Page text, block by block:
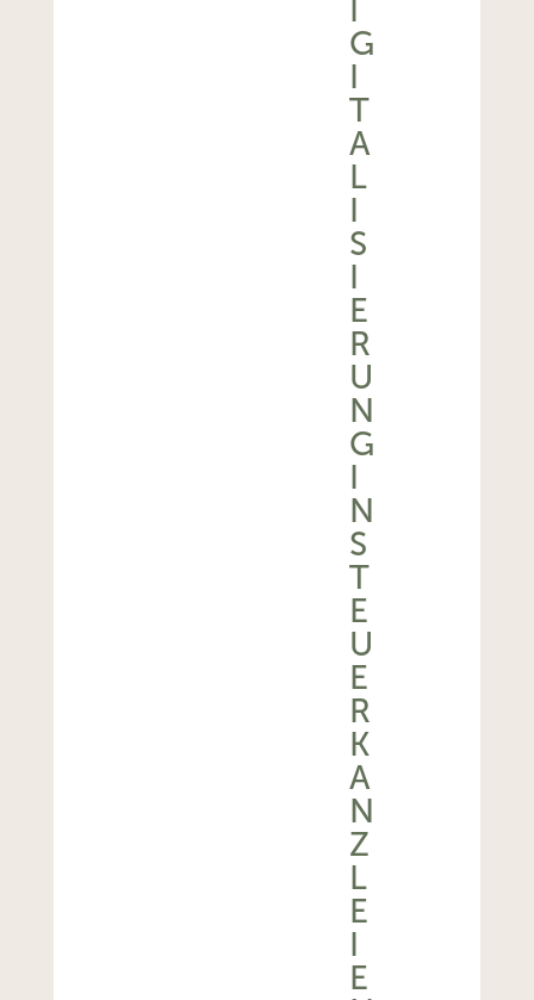
G
I
T
A
L
I
S
I
E
R
U
N
G
I
N
S
T
E
U
E
R
K
A
N
Z
L
E
I
E